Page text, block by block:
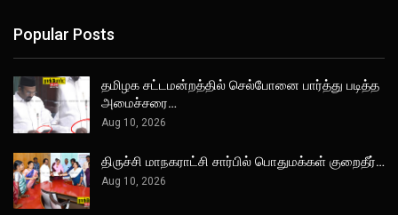
Popular Posts
தமிழக சட்டமன்றத்தில் செல்போனை பார்த்து படித்த
அமைச்சரை…
Aug 10, 2026
திருச்சி மாநகராட்சி சார்பில் பொதுமக்கள் குறைதீர்…
Aug 10, 2026